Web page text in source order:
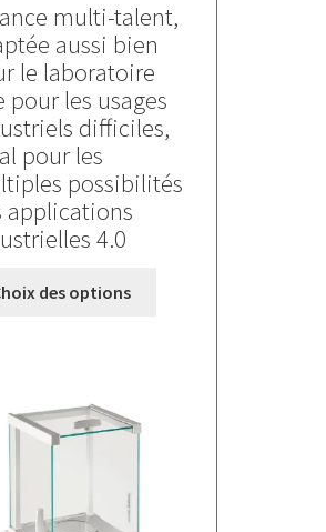
prix :
600,000 €
à
680,000 €
multi-talent,
aussi bien
le laboratoire
pour les usages
difficiles,
pour les
possibilités
applications
4.0
des options